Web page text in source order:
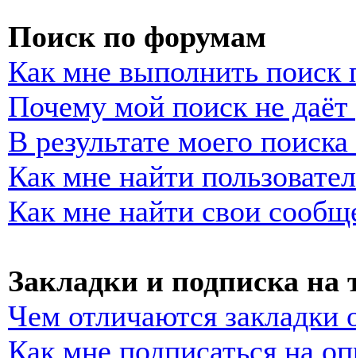
Поиск по форумам
Как мне выполнить
Почему мой поиск не даёт
В результате моего
Как мне найти
Как мне найти свои
Закладки и подписка на
Чем отличаются закладки
Как мне подписаться на